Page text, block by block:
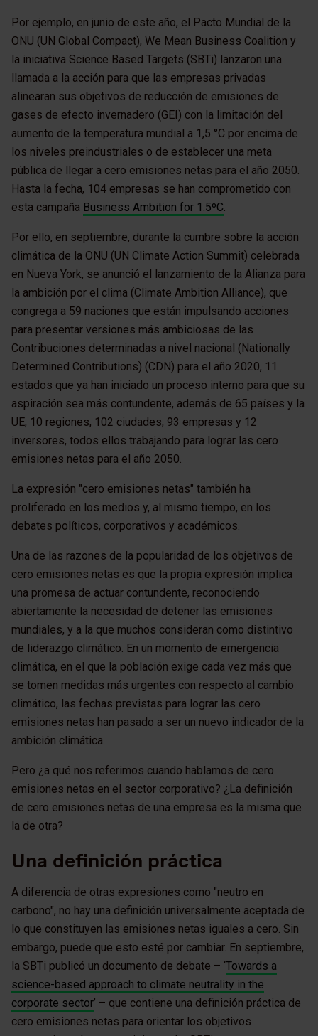
Por ejemplo, en junio de este año, el Pacto Mundial de la
ONU (UN Global Compact), We Mean Business Coalition y
la iniciativa Science Based Targets (SBTi) lanzaron una
llamada a la acción para que las empresas privadas
alinearan sus objetivos de reducción de emisiones de
gases de efecto invernadero (GEI) con la limitación del
aumento de la temperatura mundial a 1,5 °C por encima de
los niveles preindustriales o de establecer una meta
pública de llegar a cero emisiones netas para el año 2050.
Hasta la fecha, 104 empresas se han comprometido con
esta campaña Business Ambition for 1.5ºC.
Por ello, en septiembre, durante la cumbre sobre la acción
climática de la ONU (UN Climate Action Summit) celebrada
en Nueva York, se anunció el lanzamiento de la Alianza para
la ambición por el clima (Climate Ambition Alliance), que
congrega a 59 naciones que están impulsando acciones
para presentar versiones más ambiciosas de las
Contribuciones determinadas a nivel nacional (Nationally
Determined Contributions) (CDN) para el año 2020, 11
estados que ya han iniciado un proceso interno para que su
aspiración sea más contundente, además de 65 países y la
UE, 10 regiones, 102 ciudades, 93 empresas y 12
inversores, todos ellos trabajando para lograr las cero
emisiones netas para el año 2050.
La expresión "cero emisiones netas" también ha
proliferado en los medios y, al mismo tiempo, en los
debates políticos, corporativos y académicos.
Una de las razones de la popularidad de los objetivos de
cero emisiones netas es que la propia expresión implica
una promesa de actuar contundente, reconociendo
abiertamente la necesidad de detener las emisiones
mundiales, y a la que muchos consideran como distintivo
de liderazgo climático. En un momento de emergencia
climática, en el que la población exige cada vez más que
se tomen medidas más urgentes con respecto al cambio
climático, las fechas previstas para lograr las cero
emisiones netas han pasado a ser un nuevo indicador de la
ambición climática.
Pero ¿a qué nos referimos cuando hablamos de cero
emisiones netas en el sector corporativo? ¿La definición
de cero emisiones netas de una empresa es la misma que
la de otra?
Una definición práctica
A diferencia de otras expresiones como "neutro en
carbono", no hay una definición universalmente aceptada de
lo que constituyen las emisiones netas iguales a cero. Sin
embargo, puede que esto esté por cambiar. En septiembre,
la SBTi publicó un documento de debate – ‘Towards a
science-based approach to climate neutrality in the
corporate sector’ – que contiene una definición práctica de
cero emisiones netas para orientar los objetivos